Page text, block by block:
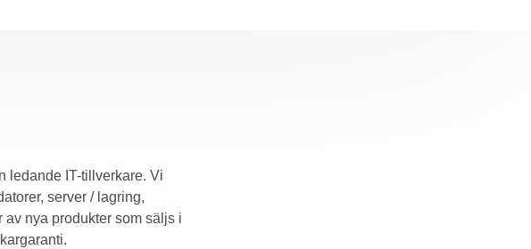
ledande IT-tillverkare. Vi
server / lagring,
av nya produkter som säljs i